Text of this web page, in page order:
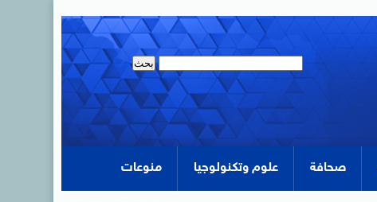
صحافة علوم وتكنولوجيا منوعات